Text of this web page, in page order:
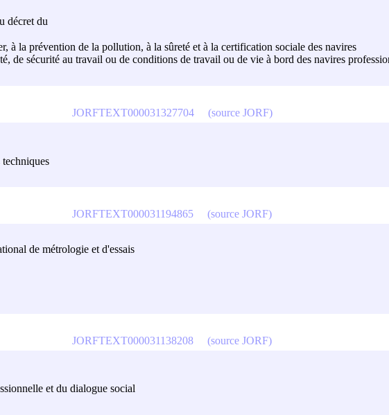
décret du
à la prévention de la pollution, à la sûreté et à la certification sociale des navires
de sécurité au travail ou de conditions de travail ou de vie à bord des navires
JORFTEXT000031327704 (source JORF)
de métrologie et d'essais
JORFTEXT000031194865 (source JORF)
et du dialogue social
JORFTEXT000031138208 (source JORF)